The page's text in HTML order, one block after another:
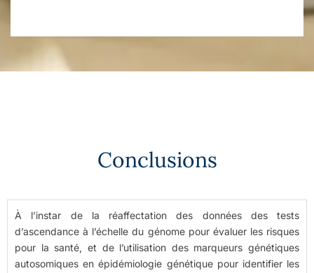
Conclusions
À l’instar de la réaffectation des données des tests
d’ascendance à l’échelle du génome pour évaluer les risques
pour la santé, et de l’utilisation des marqueurs génétiques
autosomiques en épidémiologie génétique pour identifier les